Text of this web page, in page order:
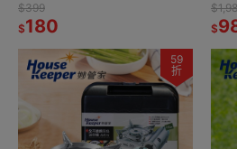
$399
$180
$
59
折